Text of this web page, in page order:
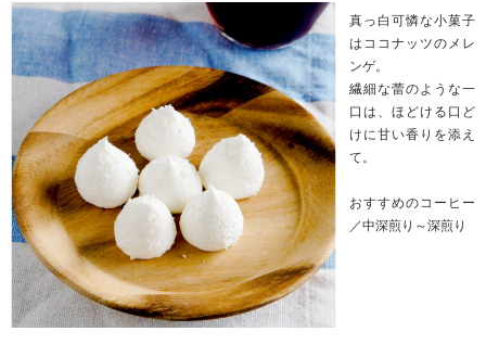
真っ白可憐な小菓子
はココナッツのメレ
ンゲ。
繊細な蕾のような一
口は、ほどける口ど
けに甘い香りを添え
て。
おすすめのコーヒー
／中深煎り～深煎り